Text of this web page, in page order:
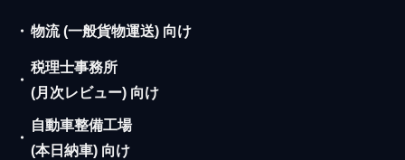
・ 物流 (一般貨物運送) 向け
・
税理士事務所
(月次レビュー) 向け
・
自動車整備工場
(本日納車) 向け